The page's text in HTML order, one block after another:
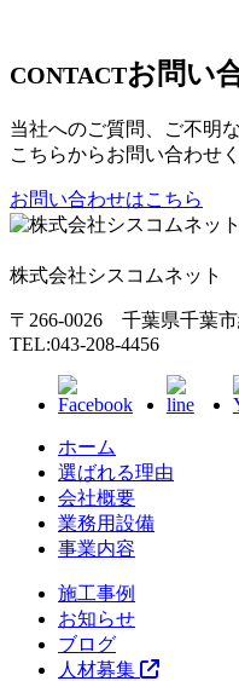
CONTACTお問い
当社へのご質問、ご不明
こちらからお問い合わせ
お問い合わせはこちら
株式会社シスコムネット
〒266-0026 千葉県千葉
TEL:043-208-4456
ホーム
選ばれる理由
会社概要
業務用設備
事業内容
施工事例
お知らせ
ブログ
人材募集